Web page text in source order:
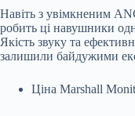
Навіть з увімкненим
робить ці навушники
Якість звуку та
залишили байдужими
Ціна Marshall